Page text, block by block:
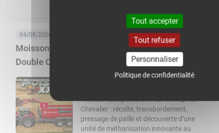
En savoir plus
Moisson XXL 2026 : 3 Massey Ferguson 9S,
Double CR… Un chantier de folie !
04/08/2026, 08:00
Nouvelle vidéo de LOAGRI Loïc vous
moisson exceptionnel chez l’entreprise
Chevalier : récolte, transbordement,
pressage de paille et découverte d’une
unité de méthanisation innovante au
Tout accepter
Tout refuser
Personnaliser
Politique de confidentialité